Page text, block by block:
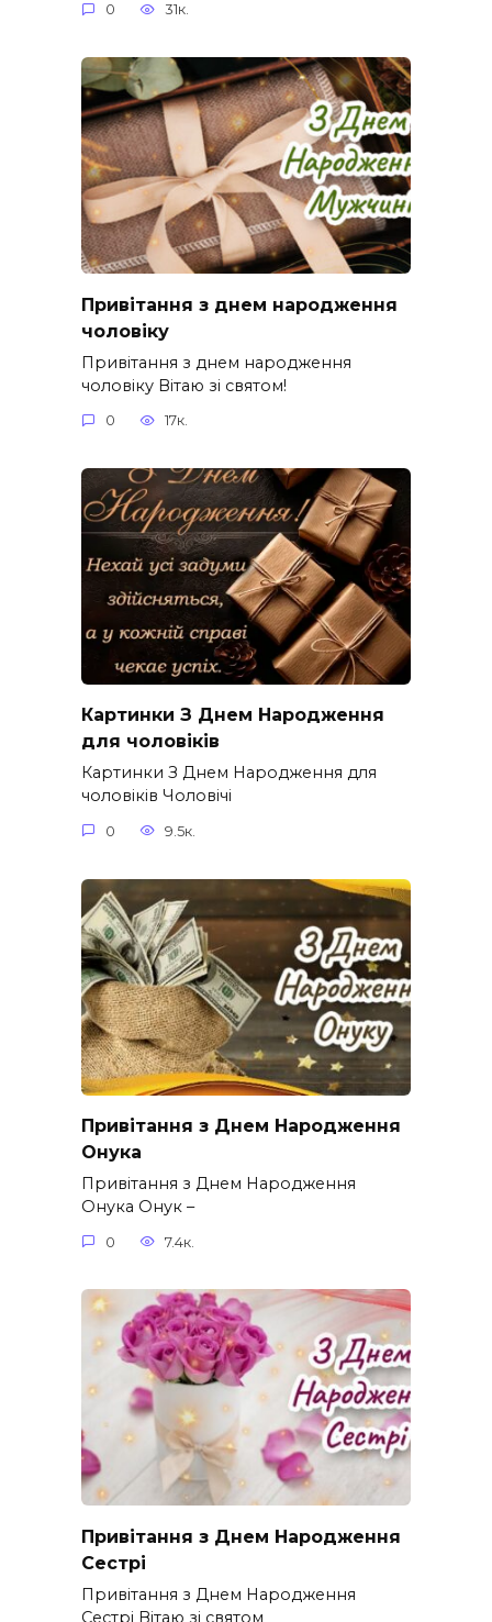
0 31к.
Привітання з днем народження
чоловіку
Привітання з днем народження
чоловіку Вітаю зі святом!
0 17к.
Картинки З Днем Народження
для чоловіків​
Картинки З Днем Народження для
чоловіків​ Чоловічі
0 9.5к.
Привітання з Днем Народження
Онука
Привітання з Днем Народження
Онука Онук –
0 7.4к.
Привітання з Днем Народження
Сестрі
Привітання з Днем Народження
Сестрі Вітаю зі святом